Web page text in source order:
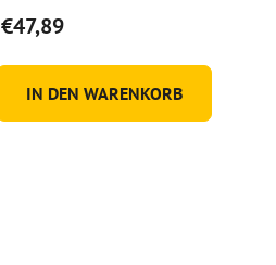
€47,89
IN DEN WARENKORB